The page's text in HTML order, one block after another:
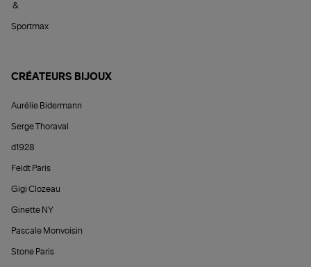
&
Sportmax
CRÉATEURS BIJOUX
Aurélie Bidermann
Serge Thoraval
d1928
Feidt Paris
Gigi Clozeau
Ginette NY
Pascale Monvoisin
Stone Paris